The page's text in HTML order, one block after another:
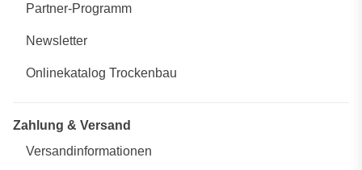
Partner-Programm
Newsletter
Onlinekatalog Trockenbau
Zahlung & Versand
Versandinformationen